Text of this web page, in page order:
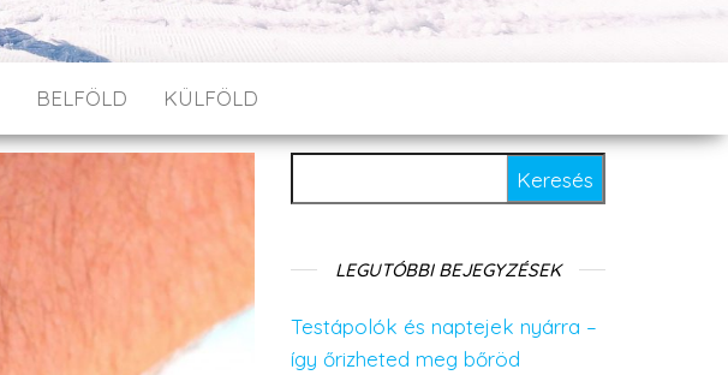
BELFÖLD KÜLFÖLD
LEGUTÓBBI BEJEGYZÉSEK
Testápolók és naptejek nyárra –
így őrizheted meg bőröd